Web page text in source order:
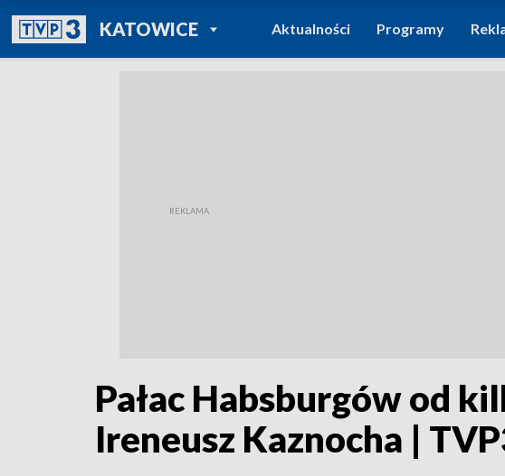
KATOWICEPOWRÓT DO
TVP REGIONY
Aktualności Programy
Pałac Habsburgów od
Ireneusz Kaznocha |